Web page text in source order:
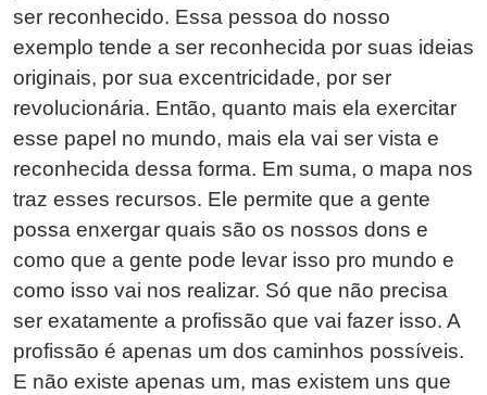
ser reconhecido. Essa pessoa do nosso
exemplo tende a ser reconhecida por suas ideias
originais, por sua excentricidade, por ser
revolucionária. Então, quanto mais ela exercitar
esse papel no mundo, mais ela vai ser vista e
reconhecida dessa forma. Em suma, o mapa nos
traz esses recursos. Ele permite que a gente
possa enxergar quais são os nossos dons e
como que a gente pode levar isso pro mundo e
como isso vai nos realizar. Só que não precisa
ser exatamente a profissão que vai fazer isso. A
profissão é apenas um dos caminhos possíveis.
E não existe apenas um, mas existem uns que